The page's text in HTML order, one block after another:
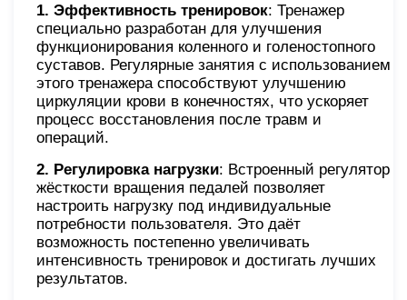
1. Эффективность тренировок: Тренажер
специально разработан для улучшения
функционирования коленного и голеностопного
суставов. Регулярные занятия с использованием
этого тренажера способствуют улучшению
циркуляции крови в конечностях, что ускоряет
процесс восстановления после травм и
операций.
2. Регулировка нагрузки: Встроенный регулятор
жёсткости вращения педалей позволяет
настроить нагрузку под индивидуальные
потребности пользователя. Это даёт
возможность постепенно увеличивать
интенсивность тренировок и достигать лучших
результатов.